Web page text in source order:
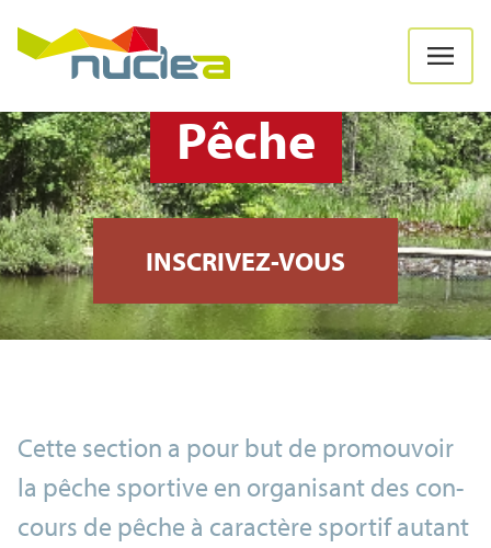
Pêche
INSCRIVEZ-VOUS
Cette section a pour but de promouvoir
la pêche sportive en organisant des con-
cours de pêche à caractère sportif autant